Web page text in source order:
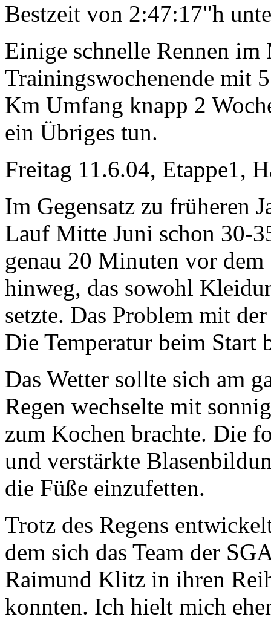
Bestzeit von 2:47:17"h
Einige schnelle Rennen im
Trainingswochenende mit
Km Umfang knapp 2
ein Übriges tun.
Freitag 11.6.04, Etappe1,
Im Gegensatz zu früheren
Lauf Mitte Juni schon 30-
genau 20 Minuten vor
hinweg, das sowohl
setzte. Das Problem mit
Die Temperatur beim
Das Wetter sollte sich am
Regen wechselte mit
zum Kochen brachte. Die
und verstärkte
die Füße einzufetten.
Trotz des Regens
dem sich das Team der
Raimund Klitz in ihren
konnten. Ich hielt mich